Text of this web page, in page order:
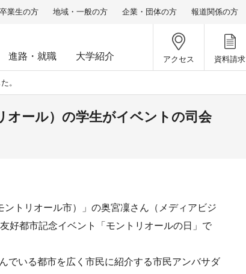
卒業生の方 地域・一般の方 企業・団体の方 報道関係の方
アクセス 資料請求
進路・就職 大学紹介
。
オール）の学生がイベントの司会
トリオール市）」の奥宮凜さん（メディアビジ
好都市記念イベント「モントリオールの日」で
でいる都市を広く市民に紹介する市民アンバサダ